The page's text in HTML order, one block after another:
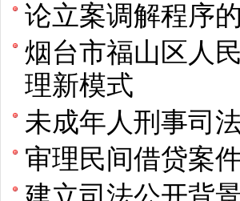
论立案调解程序
烟台市福山区人
理新模式
未成年人刑事司
审理民间借贷案